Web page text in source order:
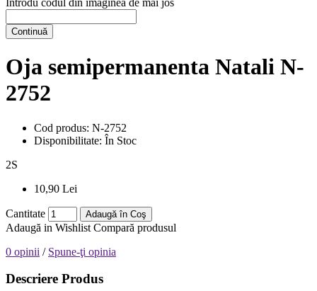
Continuă
Oja semipermanenta Natali N-
2752
Cod produs: N-2752
Disponibilitate: În Stoc
2S
10,90 Lei
Cantitate Adaugă în Coş
Adaugă in Wishlist Compară produsul
0 opinii / Spune-ţi opinia
Descriere Produs